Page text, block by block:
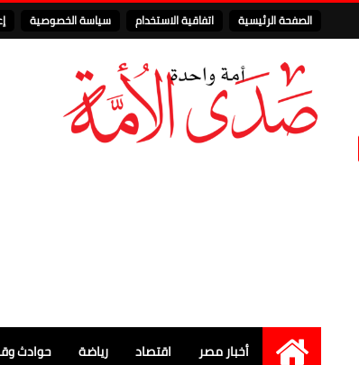
الصفحة الرئيسية اتفاقية الاستخدام سياسة الخصوصية
الرئيسية
أخبار مصر اقتصاد رياضة حوادث